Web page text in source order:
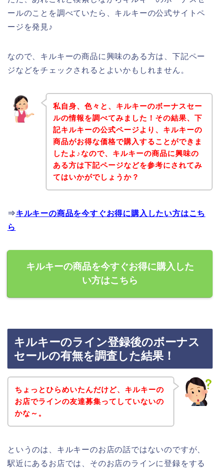
ールのことを調べていたら、キルキーの公式サイトペ
ージを発見♪
なので、キルキーの商品に興味のある方は、下記ペー
ジなどをチェックされるとよいかもしれません。
私自身、色々と、キルキーのボーナスセー
ルの情報を調べてみました！その結果、下
記キルキーの公式ページより、キルキーの
商品がお得な価格で購入することができま
したよ♪なので、キルキーの商品に興味の
ある方は下記ページなどを参考にされてみ
てはいかがでしょうか？
⇒キルキーの商品を今すぐお得に購入したい方はこち
ら
キルキーの商品を今すぐお得に購入した
い方はこちら
キルキーのライン登録後のボーナス
セールの有無を調査した結果！
ちょっとひらめいたんだけど、キルキーの
お店でラインの友達募集ってしていないの
かな～。
というのは、キルキーのお店の話ではないのですが、
駅近にあるお店では、そのお店のラインに登録をする